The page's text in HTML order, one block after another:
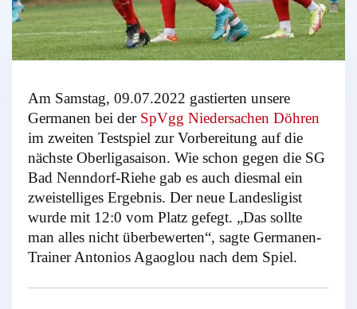
Am Samstag, 09.07.2022 gastierten unsere
Germanen bei der SpVgg Niedersachen Döhren
im zweiten Testspiel zur Vorbereitung auf die
nächste Oberligasaison. Wie schon gegen die SG
Bad Nenndorf-Riehe gab es auch diesmal ein
zweistelliges Ergebnis. Der neue Landesligist
wurde mit 12:0 vom Platz gefegt. „Das sollte
man alles nicht überbewerten“, sagte Germanen-
Trainer Antonios Agaoglou nach dem Spiel.